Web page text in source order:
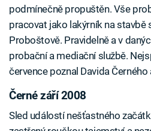
podmínečně propuštěn. Vše
pracovat jako lakýrník na stavbě
Proboštově. Pravidelně a v
probační a mediační službě.
července poznal Davida
Černé září 2008
Sled událostí nešťastného